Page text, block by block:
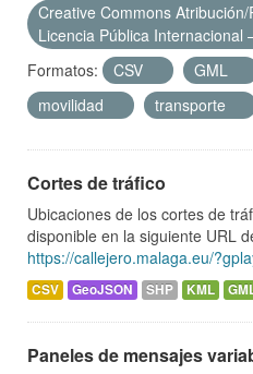
Creative Commons
Licencia Pública Internacional
Formatos:
CSV GML
movilidad
transporte
Cortes de tráfico
Ubicaciones de los cortes de
disponible en la siguiente URL
https://callejero.malaga.eu/
CSV GeoJSON SHP KML
Paneles de mensajes